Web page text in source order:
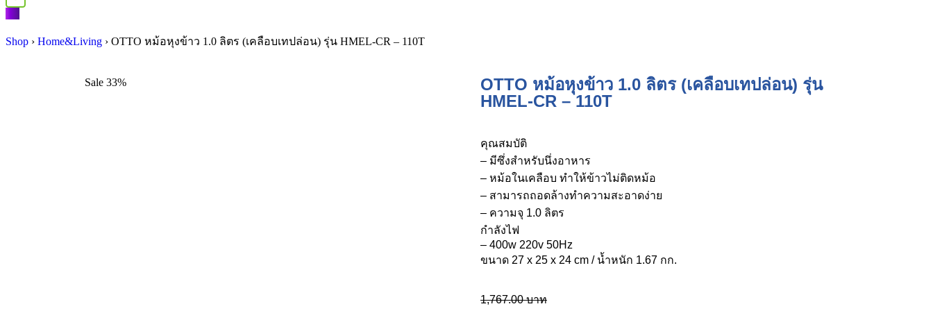
Shop › Home&Living › OTTO หม้อหุงข้าว 1.0 ลิตร (เคลือบเทปล่อน) รุ่น HMEL-CR – 110T
Sale 33% OTTO หม้อหุงข้าว 1.0 ลิตร (เคลือบเทปล่อน) รุ่น
HMEL-CR – 110T
คุณสมบัติ
– มีซึ่งสำหรับนึ่งอาหาร
– หม้อในเคลือบ ทำให้ข้าวไม่ติดหม้อ
– สามารถถอดล้างทำความสะอาดง่าย
– ความจุ 1.0 ลิตร
กำลังไฟ
– 400w 220v 50Hz
ขนาด 27 x 25 x 24 cm / น้ำหนัก 1.67 กก.
1,767.00บาท